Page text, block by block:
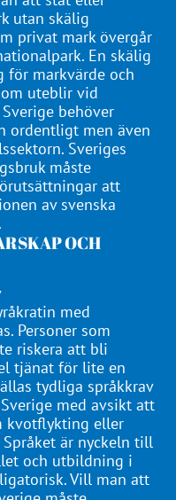
utan skälig
privat mark övergår
En skälig
för markvärde och
uteblir vid
behöver
ordentligt men även
Sveriges
måste
att
av svenska
OCH
med
Personer som
riskera att bli
tjänat för lite en
tydliga språkkrav
med avsikt att
kvotflykting eller
är nyckeln till
och utbildning i
Vill man att